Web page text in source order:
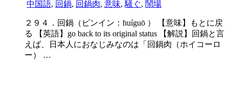
中国語, 回鍋, 回鍋肉, 意味, 騒ぐ, 鬧場
２９４．回鍋（ピンイン：huíguō ） 【意味】もとに戻
る 【英語】go back to its original status 【解説】回鍋と言
えば、日本人におなじみなのは「回鍋肉（ホイコーロ
ー） …